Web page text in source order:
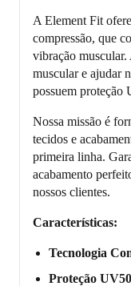
A Element Fit
compressão, que
vibração
muscular e ajudar
possuem proteção
Nossa missão é
tecidos e
primeira linha.
acabamento
nossos clientes.
Características:
Tecnologia
Proteção